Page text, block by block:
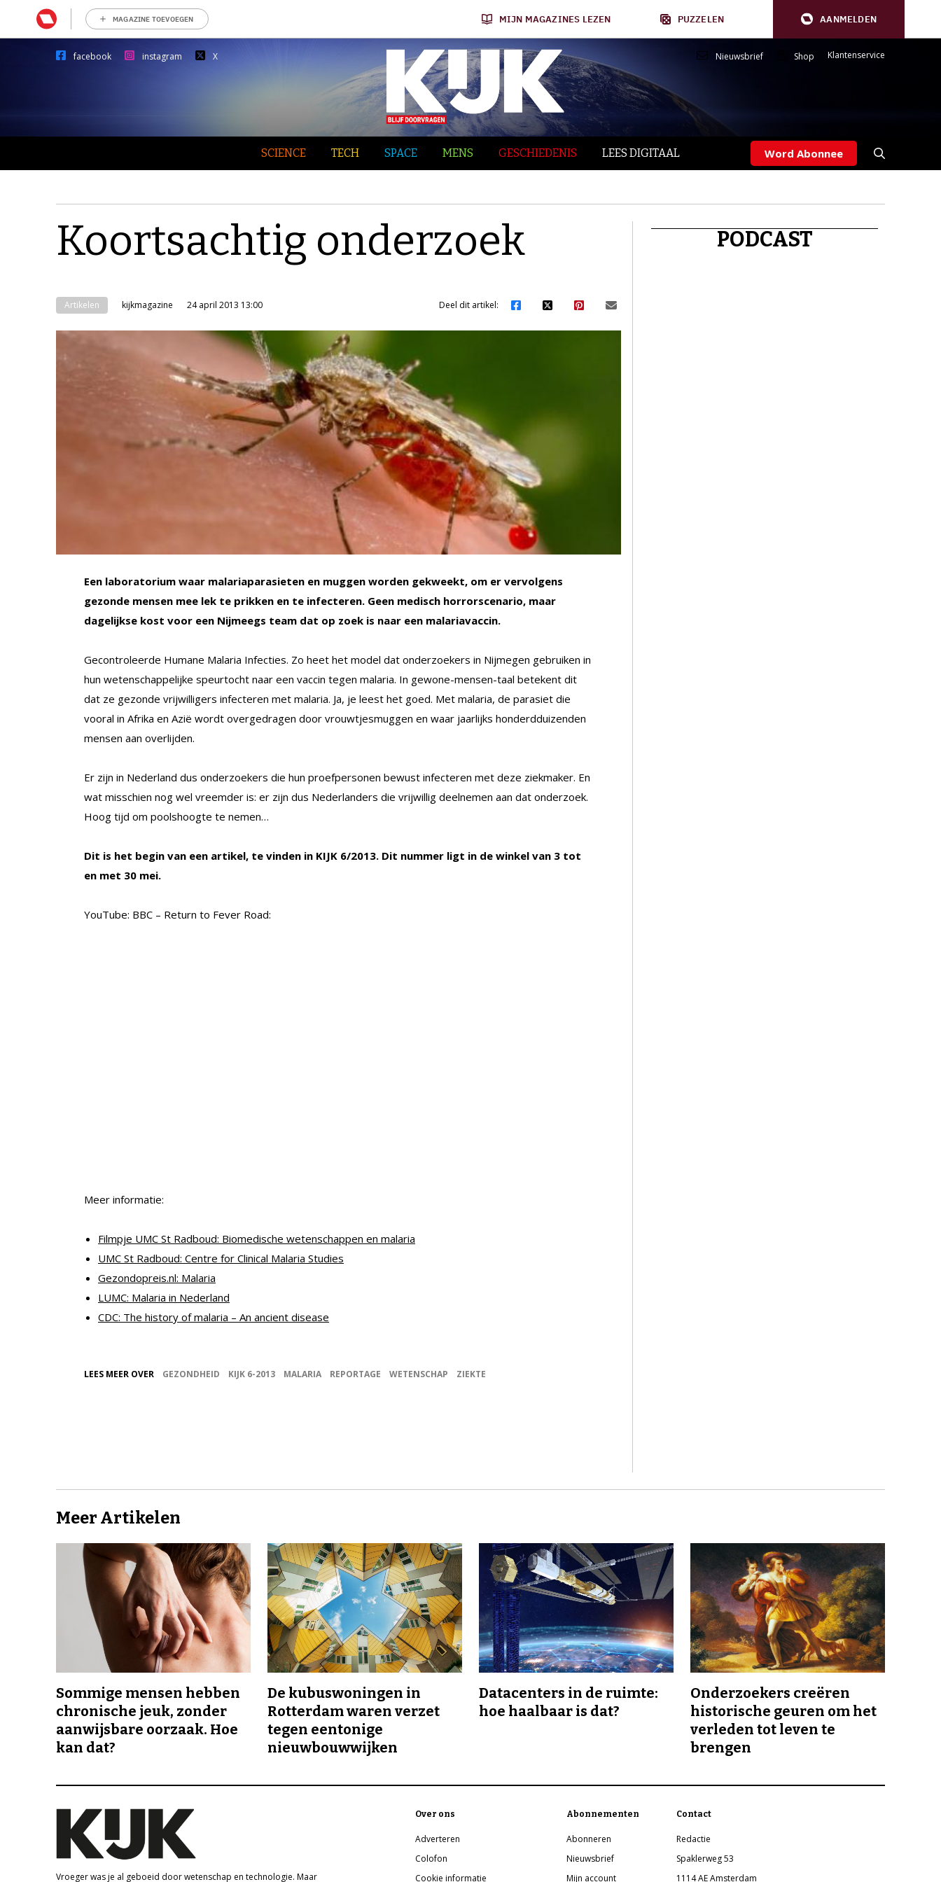
MAGAZINE TOEVOEGEN MIJN MAGAZINES LEZEN PUZZELEN AANMELDEN
facebook instagram X Nieuwsbrief Shop Klantenservice
SCIENCE TECH SPACE MENS GESCHIEDENIS LEES DIGITAAL Word Abonnee
Koortsachtig onderzoek
Artikelen kijkmagazine 24 april 2013 13:00 Deel dit artikel:
Een laboratorium waar malariaparasieten en muggen worden gekweekt, om er vervolgens
gezonde mensen mee lek te prikken en te infecteren. Geen medisch horrorscenario, maar
dagelijkse kost voor een Nijmeegs team dat op zoek is naar een malariavaccin.
Gecontroleerde Humane Malaria Infecties. Zo heet het model dat onderzoekers in Nijmegen gebruiken in
hun wetenschappelijke speurtocht naar een vaccin tegen malaria. In gewone-mensen-taal betekent dit
dat ze gezonde vrijwilligers infecteren met malaria. Ja, je leest het goed. Met malaria, de parasiet die
vooral in Afrika en Azië wordt overgedragen door vrouwtjesmuggen en waar jaarlijks honderdduizenden
mensen aan overlijden.
Er zijn in Nederland dus onderzoekers die hun proefpersonen bewust infecteren met deze ziekmaker. En
wat misschien nog wel vreemder is: er zijn dus Nederlanders die vrijwillig deelnemen aan dat onderzoek.
Hoog tijd om poolshoogte te nemen…
Dit is het begin van een artikel, te vinden in KIJK 6/2013. Dit nummer ligt in de winkel van 3 tot
en met 30 mei.
YouTube: BBC – Return to Fever Road:
Meer informatie:
Filmpje UMC St Radboud: Biomedische wetenschappen en malaria
UMC St Radboud: Centre for Clinical Malaria Studies
Gezondopreis.nl: Malaria
LUMC: Malaria in Nederland
CDC: The history of malaria – An ancient disease
LEES MEER OVER GEZONDHEID KIJK 6-2013 MALARIA REPORTAGE WETENSCHAP ZIEKTE
PODCAST
Meer Artikelen
Sommige mensen hebben
chronische jeuk, zonder
aanwijsbare oorzaak. Hoe
kan dat?
De kubuswoningen in
Rotterdam waren verzet
tegen eentonige
nieuwbouwwijken
Datacenters in de ruimte:
hoe haalbaar is dat?
Onderzoekers creëren
historische geuren om het
verleden tot leven te
brengen
Vroeger was je al geboeid door wetenschap en technologie. Maar
Over ons
Adverteren
Colofon
Cookie informatie
Abonnementen
Abonneren
Nieuwsbrief
Mijn account
Contact
Redactie
Spaklerweg 53
1114 AE Amsterdam